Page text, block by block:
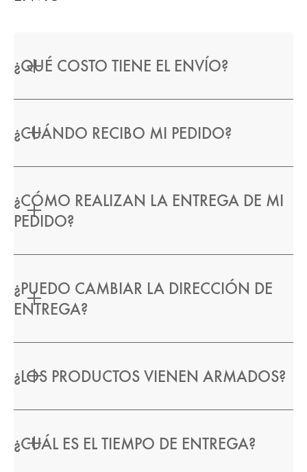
¿QUÉ COSTO TIENE EL ENVÍO?
¿CUÁNDO RECIBO MI PEDIDO?
¿CÓMO REALIZAN LA ENTREGA DE MI
PEDIDO?
¿PUEDO CAMBIAR LA DIRECCIÓN DE
ENTREGA?
¿LOS PRODUCTOS VIENEN ARMADOS?
¿CUÁL ES EL TIEMPO DE ENTREGA?